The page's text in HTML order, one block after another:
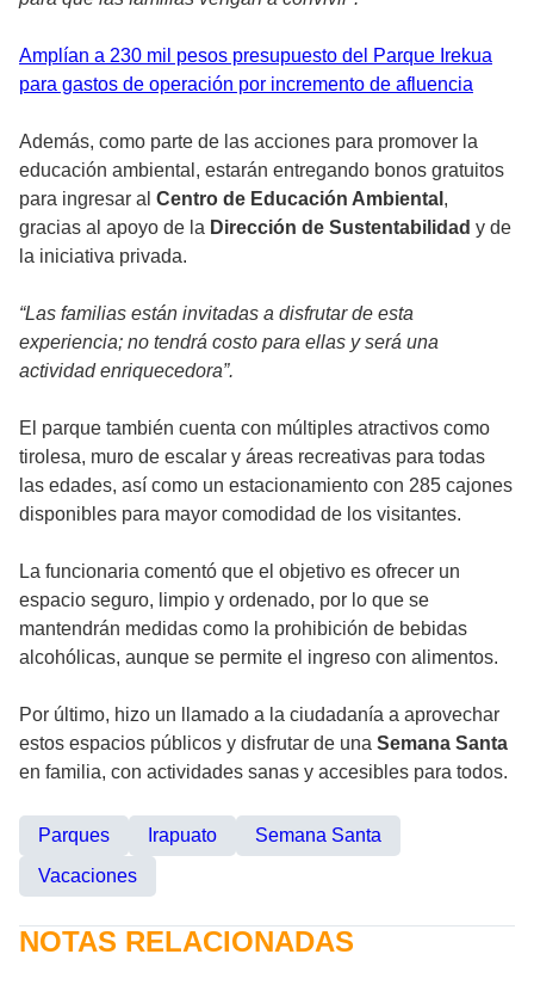
Amplían a 230 mil pesos presupuesto del Parque Irekua
para gastos de operación por incremento de afluencia
Además, como parte de las acciones para promover la
educación ambiental, estarán entregando bonos gratuitos
para ingresar al Centro de Educación Ambiental ,
gracias al apoyo de la Dirección de Sustentabilidad y de
la iniciativa privada.
“Las familias están invitadas a disfrutar de esta
experiencia; no tendrá costo para ellas y será una
actividad enriquecedora”.
El parque también cuenta con múltiples atractivos como
tirolesa, muro de escalar y áreas recreativas para todas
las edades, así como un estacionamiento con 285 cajones
disponibles para mayor comodidad de los visitantes.
La funcionaria comentó que el objetivo es ofrecer un
espacio seguro, limpio y ordenado, por lo que se
mantendrán medidas como la prohibición de bebidas
alcohólicas, aunque se permite el ingreso con alimentos.
Por último, hizo un llamado a la ciudadanía a aprovechar
estos espacios públicos y disfrutar de una Semana Santa
en familia, con actividades sanas y accesibles para todos.
Parques Irapuato
Semana Santa
Vacaciones
NOTAS RELACIONADAS